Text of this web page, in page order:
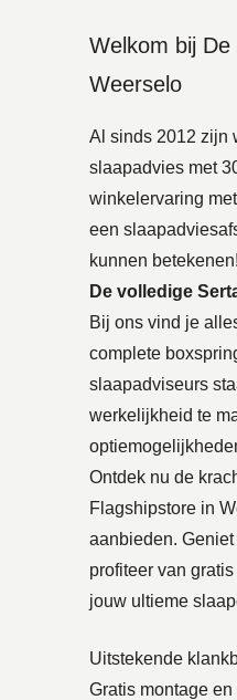
Welkom bij
Weerselo
Al sinds 2012 zijn
slaapadvies met
winkelervaring
een
kunnen betekenen!
De volledige
Bij ons vind je
complete
slaapadviseurs
werkelijkheid te
Ontdek nu de
Flagshipstore in
aanbieden.
profiteer van
jouw ultieme
Uitstekende
Gratis montage